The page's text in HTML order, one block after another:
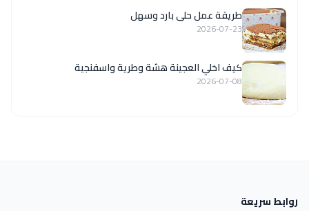
طريقة عمل حلى بارد وسهل
2026-07-23
كيف اخلي العجينة هشة وطرية واسفنجية
2026-07-08
روابط سريعة